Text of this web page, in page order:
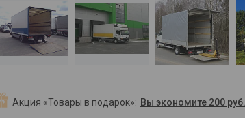
Акция «Товары в подарок» Вы экономите 200 руб.